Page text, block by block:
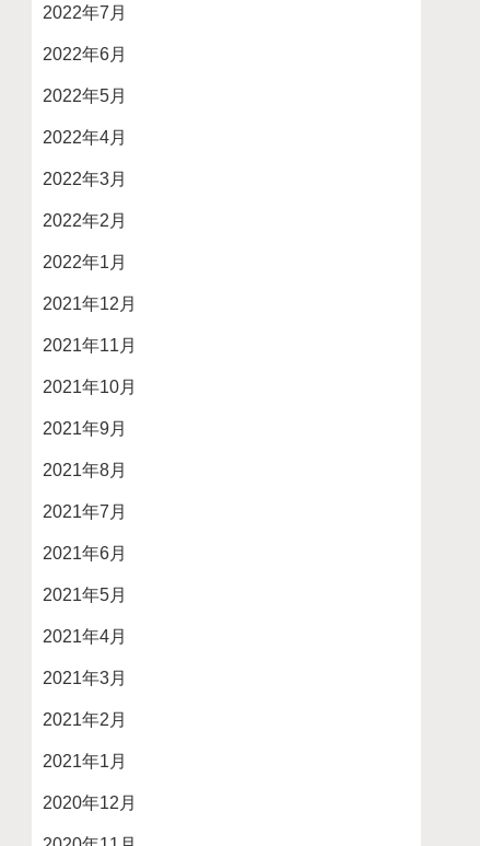
2022年7月
2022年6月
2022年5月
2022年4月
2022年3月
2022年2月
2022年1月
2021年12月
2021年11月
2021年10月
2021年9月
2021年8月
2021年7月
2021年6月
2021年5月
2021年4月
2021年3月
2021年2月
2021年1月
2020年12月